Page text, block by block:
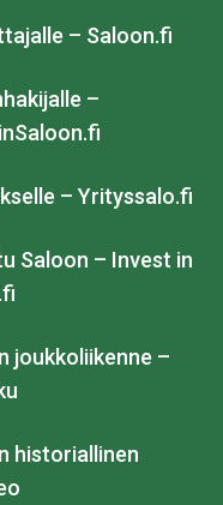
– Saloon.fi
–
– Yrityssalo.fi
Saloon – Invest in
joukkoliikenne –
historiallinen